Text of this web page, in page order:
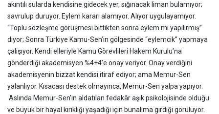
akıntılı sularda kendisine gidecek yer, sığınacak liman bulamıyor;
savrulup duruyor. Eylem kararı alamıyor. Alıyor uygulayamıyor.
“Toplu sözleşme görüşmesi bittikten sonra eylem mi yapılırmış”
diyor; Sonra Türkiye Kamu-Sen’in gölgesinde “eylemcik” yapmaya
çalışıyor. Kendi elleriyle Kamu Görevlileri Hakem Kurulu’na
gönderdiği akademisyen %4+4’e onay veriyor. Onay verdiğini
akademisyenin bizzat kendisi itiraf ediyor; ama Memur-Sen
yalanlıyor. Kısacası destek olmayınca, Memur-Sen yalpa yapıyor.
Aslında Memur-Sen'in aldatılan fedakâr aşık psikolojisinde olduğu
ve büyük bir hayal kırıklığı yaşadığı için bunalıma girdiği görülüyor.